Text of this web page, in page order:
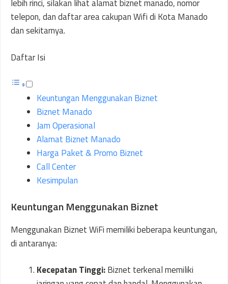
lebih rinci, silakan lihat alamat biznet manado, nomor
telepon, dan daftar area cakupan Wifi di Kota Manado
dan sekitarnya.
Daftar Isi
Keuntungan Menggunakan Biznet
Biznet Manado
Jam Operasional
Alamat Biznet Manado
Harga Paket & Promo Biznet
Call Center
Kesimpulan
Keuntungan Menggunakan Biznet
Menggunakan Biznet WiFi memiliki beberapa keuntungan,
di antaranya:
Kecepatan Tinggi:Biznet terkenal memiliki